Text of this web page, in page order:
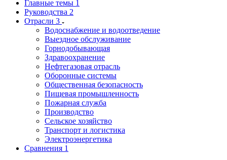
Главные темы 1
Руководства 2
Отрасли 3
Водоснабжение и водоотведение
Выездное обслуживание
Горнодобывающая
Здравоохранение
Нефтегазовая отрасль
Оборонные системы
Общественная безопасность
Пищевая промышленность
Пожарная служба
Производство
Сельское хозяйство
Транспорт и логистика
Электроэнергетика
Сравнения 1